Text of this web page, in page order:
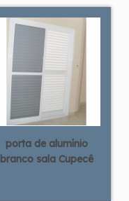
porta de alumínio
branco sala Cupecê